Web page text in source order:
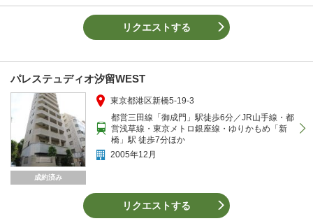
リクエストする
パレステュディオ汐留WEST
成約済み
東京都港区新橋5-19-3
都営三田線「御成門」駅徒歩6分／JR山手線・都
営浅草線・東京メトロ銀座線・ゆりかもめ「新
橋」駅 徒歩7分ほか
2005年12月
リクエストする